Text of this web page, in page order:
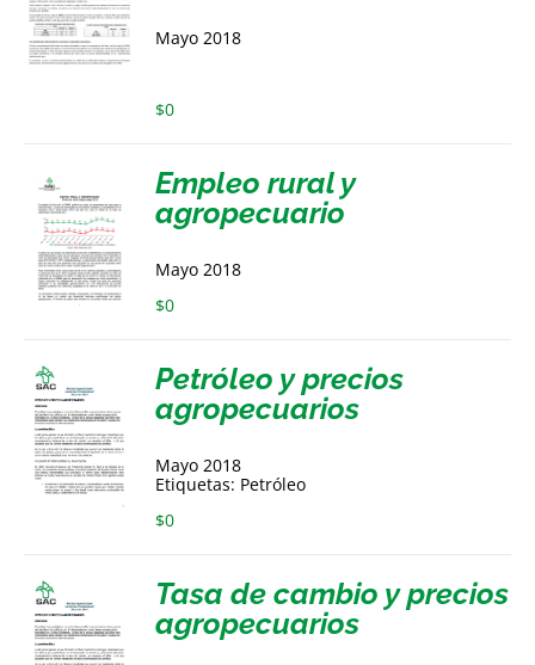
Mayo 2018
$0
Empleo rural y
agropecuario
Mayo 2018
$0
Petróleo y precios
agropecuarios
Mayo 2018
Etiquetas: Petróleo
$0
Tasa de cambio y precios
agropecuarios